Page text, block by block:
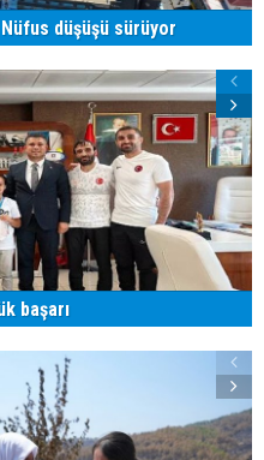
düşüşü sürüyor
başarı